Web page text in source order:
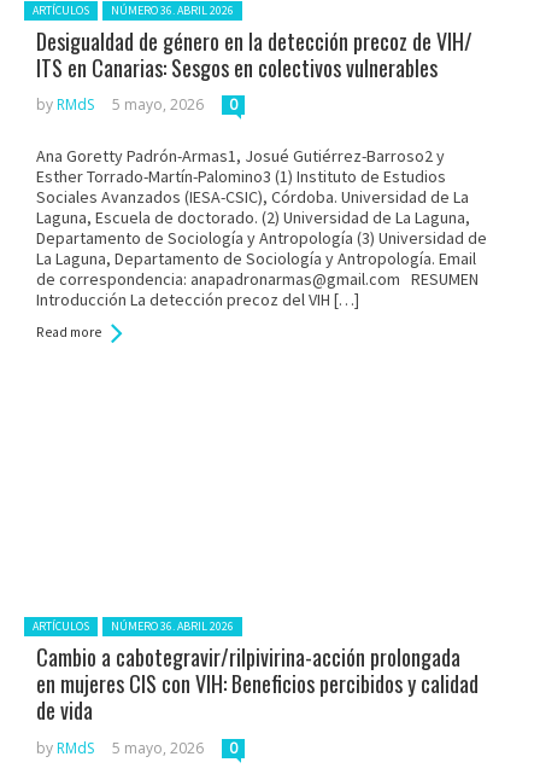
Posted in:
ARTÍCULOS NÚMERO 36. ABRIL 2026
Desigualdad de género en la detección precoz de VIH/
ITS en Canarias: Sesgos en colectivos vulnerables
by RMdS 5 mayo, 2026 0
Ana Goretty Padrón-Armas1, Josué Gutiérrez-Barroso2 y
Esther Torrado-Martín-Palomino3 (1) Instituto de Estudios
Sociales Avanzados (IESA-CSIC), Córdoba. Universidad de La
Laguna, Escuela de doctorado. (2) Universidad de La Laguna,
Departamento de Sociología y Antropología (3) Universidad de
La Laguna, Departamento de Sociología y Antropología. Email
de correspondencia: anapadronarmas@gmail.com RESUMEN
Introducción La detección precoz del VIH […]
Read more
Posted in:
ARTÍCULOS NÚMERO 36. ABRIL 2026
Cambio a cabotegravir/rilpivirina-acción prolongada
en mujeres CIS con VIH: Beneficios percibidos y calidad
de vida
by RMdS 5 mayo, 2026 0